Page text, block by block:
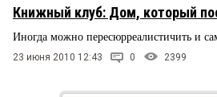
Книжный клуб: Дом, который
Иногда можно пересюрреалистичить и
23 июня 2010 12:43 0 2399